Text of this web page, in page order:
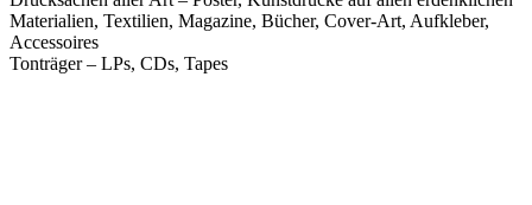
Materialien, Textilien, Magazine, Bücher, Cover-Art, Aufkleber,
Accessoires
Tonträger – LPs, CDs, Tapes